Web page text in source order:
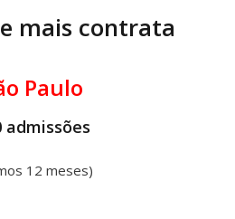
mais contrata
Paulo
admissões
12 meses)